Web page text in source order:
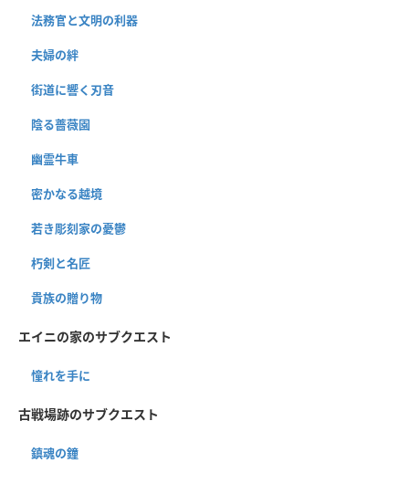
法務官と文明の利器
夫婦の絆
街道に響く刃音
陰る薔薇園
幽霊牛車
密かなる越境
若き彫刻家の憂鬱
朽剣と名匠
貴族の贈り物
エイニの家のサブクエスト
憧れを手に
古戦場跡のサブクエスト
鎮魂の鐘